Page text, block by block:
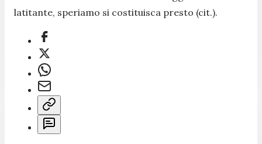
latitante, speriamo si costituisca presto (cit.).